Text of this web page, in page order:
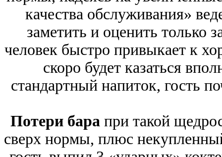
качества обслуживания»
заметить и оценить только
человек быстро привыкает к
скоро будет казаться
стандартный напиток, гость
Потери бара при такой
сверх нормы, плюс